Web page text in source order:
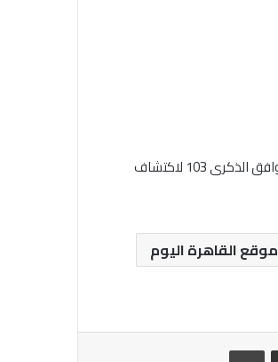
‎وسيبدأ المتحف في استقبال زائريه اعتبارًا من صباح يوم 4 نوفمبر 2025، وهو التاريخ الذي يوافق الذكرى 103 لاكتشاف
موقع القاهرة اليوم